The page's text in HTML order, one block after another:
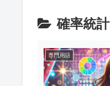
確率統計
専門用語